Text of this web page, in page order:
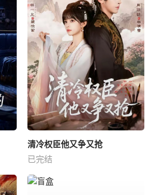
清冷权臣他又争又抢
已完结